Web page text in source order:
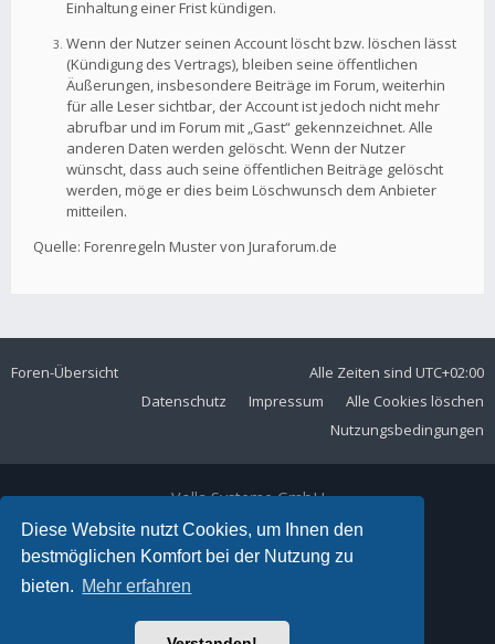
Diese Website nutzt Cookies, um Ihnen den
bestmöglichen Komfort bei der Nutzung zu
bieten. Mehr erfahren
Einhaltung einer Frist kündigen.
Wenn der Nutzer seinen Account löscht bzw. löschen lässt
(Kündigung des Vertrags), bleiben seine öffentlichen
Äußerungen, insbesondere Beiträge im Forum, weiterhin
für alle Leser sichtbar, der Account ist jedoch nicht mehr
abrufbar und im Forum mit „Gast“ gekennzeichnet. Alle
anderen Daten werden gelöscht. Wenn der Nutzer
wünscht, dass auch seine öffentlichen Beiträge gelöscht
werden, möge er dies beim Löschwunsch dem Anbieter
mitteilen.
Quelle: Forenregeln Muster von Juraforum.de
Foren-Übersicht Alle Zeiten sind UTC+02:00
Alle Cookies löschen
Impressum
Datenschutz
Nutzungsbedingungen
Volla Systeme GmbH
Kölner Straße 102
42897 Remscheid
Telefon:+49 2191 59897 61
E-Mail: